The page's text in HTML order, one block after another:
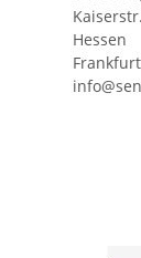
Hessen